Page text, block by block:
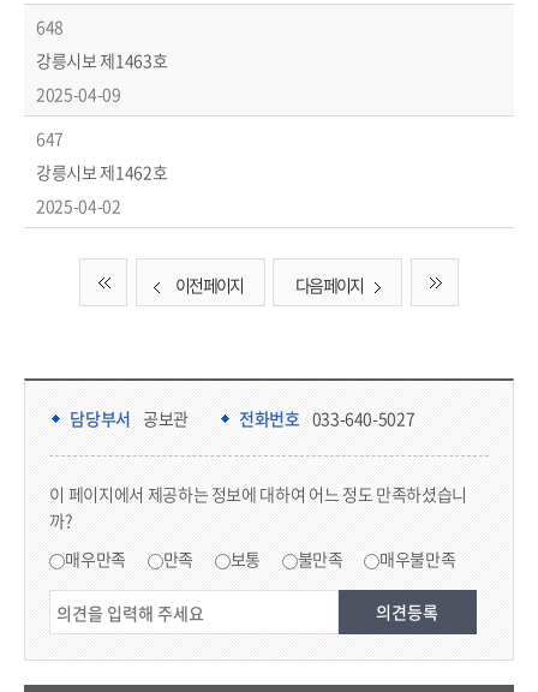
648
강릉시보 제1463호
2025-04-09
647
강릉시보 제1462호
2025-04-02
이전 페이지 다음 페이지
담당부서 정보 & 컨텐츠 만족도 조사 & 공공저작물 자유이용 허락 표시
담당부서 공보관 전화번호 033-640-5027
이 페이지에서 제공하는 정보에 대하여 어느 정도 만족하셨습니
까?
매우만족 만족 보통 불만족 매우불만족